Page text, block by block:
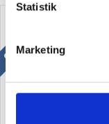
Statistik
Marketing
Gratis levering